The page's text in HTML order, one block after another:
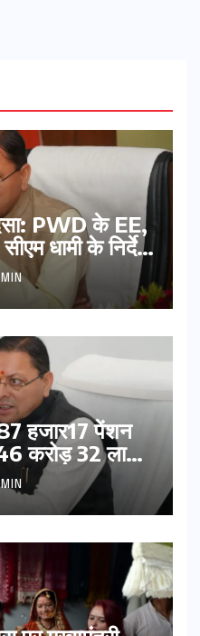
PWD के EE,
धामी के निर्देश
हजार17 पेंशन
करोड़ 32 लाख
भुगतान